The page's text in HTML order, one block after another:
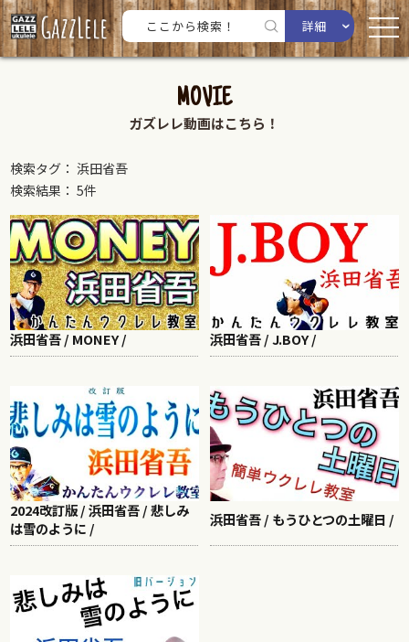
詳細
MOVIE
ガズレレ動画はこちら！
検索タグ： 浜田省吾
検索結果： 5件
浜田省吾 / MONEY / 浜田省吾 / J.BOY /
2024改訂版 / 浜田省吾 / 悲しみ
は雪のように /
浜田省吾 / もうひとつの土曜日 /